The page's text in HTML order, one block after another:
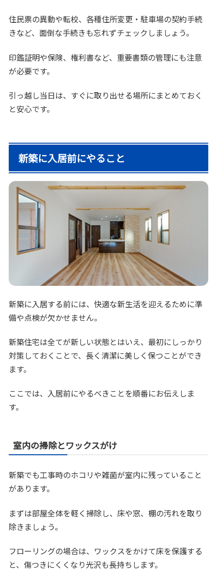
住民票の異動や転校、各種住所変更・駐車場の契約手続
きなど、面倒な手続きも忘れずチェックしましょう。
印鑑証明や保険、権利書など、重要書類の管理にも注意
が必要です。
引っ越し当日は、すぐに取り出せる場所にまとめておく
と安心です。
新築に入居前にやること
新築に入居する前には、快適な新生活を迎えるために準
備や点検が欠かせません。
新築住宅は全てが新しい状態とはいえ、最初にしっかり
対策しておくことで、長く清潔に美しく保つことができ
ます。
ここでは、入居前にやるべきことを順番にお伝えしま
す。
室内の掃除とワックスがけ
新築でも工事時のホコリや雑菌が室内に残っていること
があります。
まずは部屋全体を軽く掃除し、床や窓、棚の汚れを取り
除きましょう。
フローリングの場合は、ワックスをかけて床を保護する
と、傷つきにくくなり光沢も長持ちします。